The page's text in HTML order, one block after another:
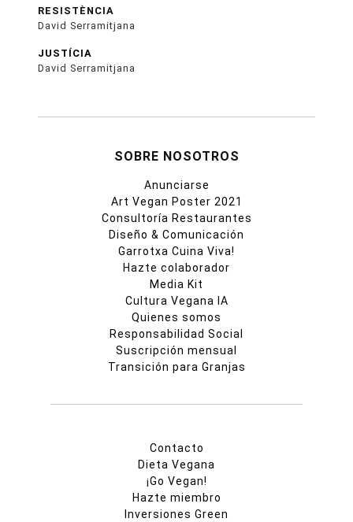
RESISTÈNCIA
David Serramitjana
JUSTÍCIA
David Serramitjana
SOBRE NOSOTROS
Anunciarse
Art Vegan Poster 2021
Consultoría Restaurantes
Diseño & Comunicación
Garrotxa Cuina Viva!
Hazte colaborador
Media Kit
Cultura Vegana IA
Quienes somos
Responsabilidad Social
Suscripción mensual
Transición para Granjas
Contacto
Dieta Vegana
¡Go Vegan!
Hazte miembro
Inversiones Green